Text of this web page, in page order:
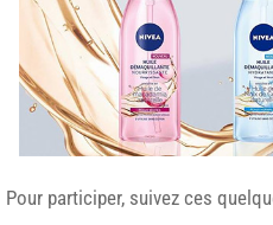
Pour participer, suivez ces